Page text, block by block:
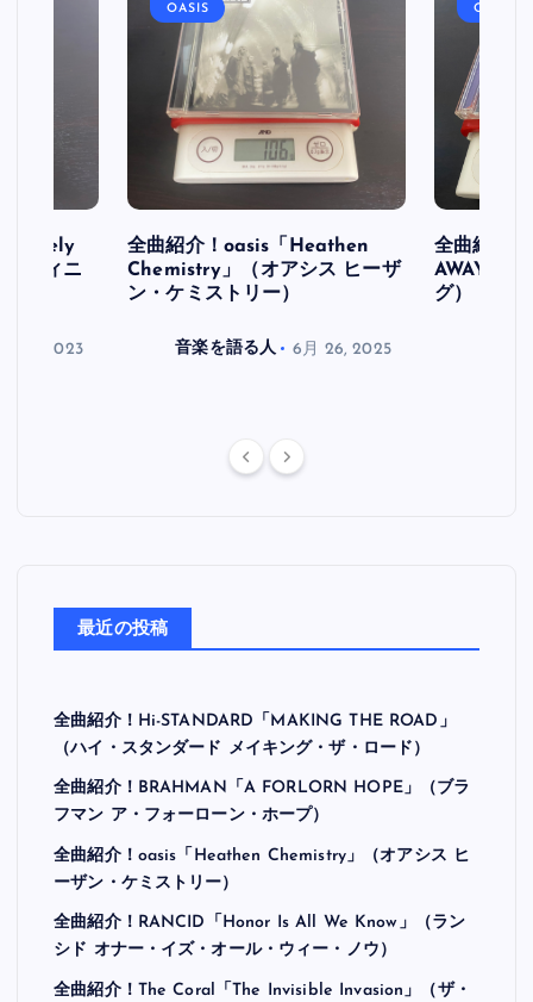
フィニ
30, 2023
OASIS
全曲紹介！oasis「Heathen
Chemistry」（オアシス ヒーザ
ン・ケミストリー）
音楽を語る人 6月 26, 2025
OASIS
全曲紹介
AWAY」
グ）
最近の投稿
全曲紹介！Hi-STANDARD「MAKING THE ROAD」
（ハイ・スタンダード メイキング・ザ・ロード）
全曲紹介！BRAHMAN「A FORLORN HOPE」（ブラ
フマン ア・フォーローン・ホープ）
全曲紹介！oasis「Heathen Chemistry」（オアシス ヒ
ーザン・ケミストリー）
全曲紹介！RANCID「Honor Is All We Know」（ラン
シド オナー・イズ・オール・ウィー・ノウ）
全曲紹介！The Coral「The Invisible Invasion」（ザ・